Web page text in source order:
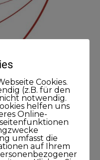
Geburtshelfer
Cookies.
(z.B. für den
notwendig.
helfen uns
Online-
umfasst die
auf Ihrem